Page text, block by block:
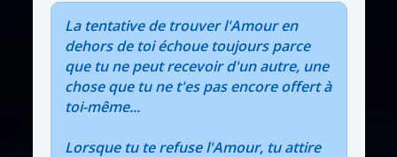
La tentative de trouver l'Amour en
dehors de toi échoue toujours parce
que tu ne peut recevoir d'un autre, une
chose que tu ne t'es pas encore offert à
toi-même...
Lorsque tu te refuse l'Amour, tu attire